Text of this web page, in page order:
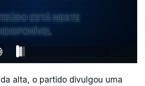
ESTÁ NESTE
alta, o partido divulgou uma